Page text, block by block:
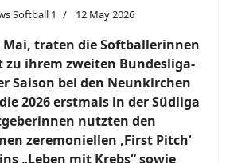
Softball 1 12 May 2026
Mai, traten die Softballerinnen
zu ihrem zweiten Bundesliga-
Saison bei den Neunkirchen
2026 erstmals in der Südliga
nutzten den
zeremoniellen ‚First Pitch‘
„Leben mit Krebs“ sowie